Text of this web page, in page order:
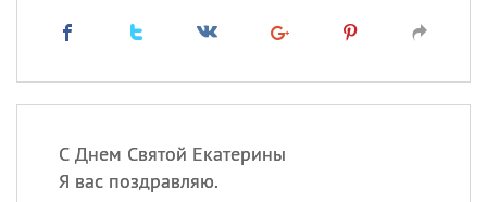
С Днем Святой Екатерины
Я вас поздравляю.